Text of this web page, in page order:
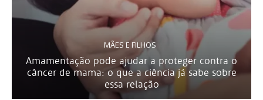
MÃES E FILHOS
Amamentação pode ajudar a proteger contra o
câncer de mama: o que a ciência já sabe sobre
essa relação